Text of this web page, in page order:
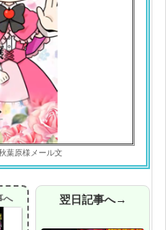
葉原様メール文
へ 翌日記事へ→